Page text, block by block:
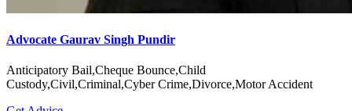
Advocate Gaurav Singh Pundir
Anticipatory Bail,Cheque Bounce,Child
Custody,Civil,Criminal,Cyber Crime,Divorce,Motor Accident